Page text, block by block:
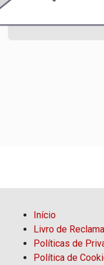
Início
Livro de
Políticas de
Política de